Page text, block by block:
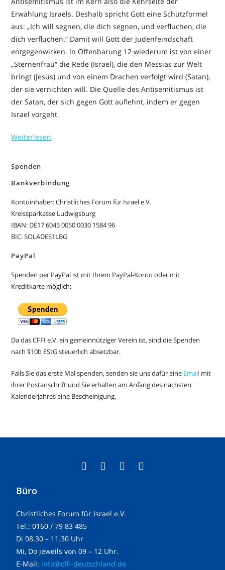
Erwählung Israels. Deshalb spricht Gott eine Schutzformel
aus: „Ich will segnen, die dich segnen, und verfluchen, die
dich verfluchen.“ Damit will Gott der Judenfeindschaft
entgegenwirken. In Offenbarung 12 wiederum ist von einer
„Sternenfrau“ die Rede (Israel), die den Messias zur Welt
bringt (Jesus) und von einem Drachen verfolgt wird (Satan),
der sie vernichten will. Die Quelle des Antisemitismus ist
der Satan, der sich gegen Gott auflehnt, indem er gegen
Israel vorgeht.
Weiterlesen
Spenden
Bankverbindung
Kontoinhaber: Christliches Forum für Israel e.V.
Kreissparkasse Ludwigsburg
IBAN: DE17 6045 0050 0030 1584 96
BIC: SOLADES1LBG
PayPal
Spenden per PayPal ist mit Ihrem PayPal-Konto oder mit
Kreditkarte möglich:
Da das CFFI e.V. ein gemeinnütziger Verein ist, sind die Spenden
nach §10b EStG steuerlich absetzbar.
Falls Sie das erste Mal spenden, senden sie uns dafür eine Email mit
ihrer Postanschrift und Sie erhalten am Anfang des nächsten
Kalenderjahres eine Bescheinigung.
Büro
Christliches Forum für Israel e.V.
Tel.: 0160 / 79 83 485
Di 08.30 – 11.30 Uhr
Mi, Do jeweils von 09 – 12 Uhr.
E-Mail: info@cffi-deutschland.de